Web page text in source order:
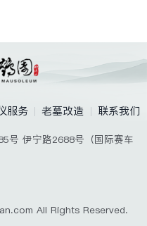
服务 老墓改造 联系我们
号 伊宁路2688号（国际赛车
All Rights Reserved.